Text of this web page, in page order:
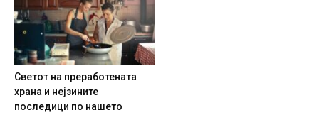
Светот на преработената
храна и нејзините
последици по нашето